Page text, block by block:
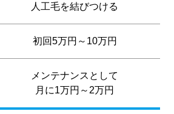
人工毛を結びつける
初回5万円～10万円
メンテナンスとして
月に1万円～2万円